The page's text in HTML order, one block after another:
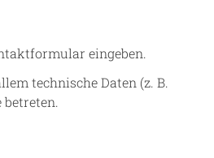
eingeben.
technische Daten (z. B.